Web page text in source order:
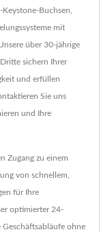
Buchsen,
mit
über 30-jährige
sichern Ihrer
und erfüllen
Sie uns
und Ihre
Zugang zu einem
von schnellem,
für Ihre
optimierter 24-
Geschäftsabläufe ohne